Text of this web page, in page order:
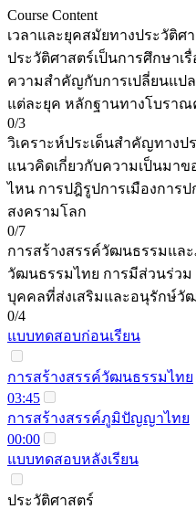
Course Content
เวลาและยุคสมัยทางประวัติศ
ประวัติศาสตร์เป็นการศึกษาเ
ความสำคัญกับการเปลี่ยนแป
แต่ละยุค หลักฐานทางโบราณ
0/3
วิเคราะห์ประเด็นสำคัญทางป
แนวคิดเกี่ยวกับความเป็นมา
ไหน การปฎิรูปการเมืองการ
สงครามโลก
0/7
การสร้างสรรค์วัฒนธรรมแล
วัฒนธรรมไทย การมีส่วนร่ว
บุคคลที่ส่งเสริมและอนุรักษ์
0/4
แบบทดสอบก่อนเรียน
การสร้างสรรค์วัฒนธรรมไทย
03:45
การสร้างสรรค์ภูมิปัญญาไทย
00:00
แบบทดสอบหลังเรียน
ประวัติศาสตร์